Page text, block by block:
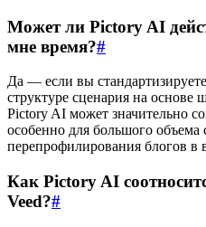
Может ли Pictory AI
мне время?#
Да — если вы
структуре сценария на основе
Pictory AI может значительно
особенно для большого объема
перепрофилирования блогов в
Как Pictory AI
Veed?#